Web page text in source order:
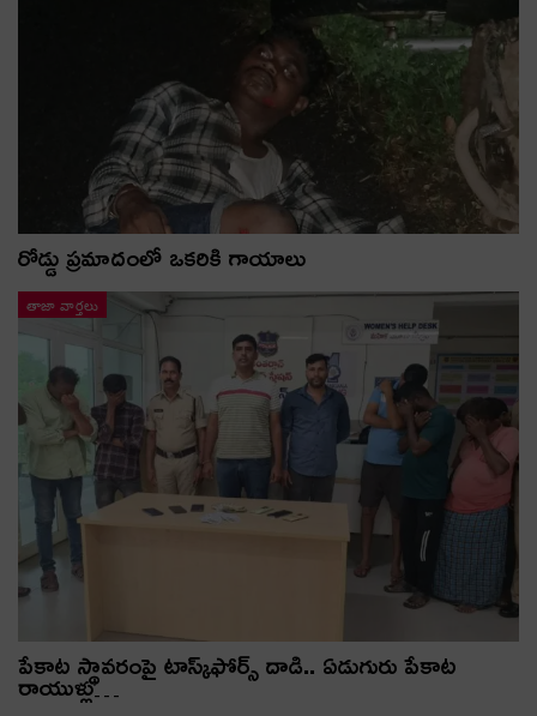
రోడ్డు ప్రమాదంలో ఒకరికి గాయాలు
తాజా వార్తలు
పేకాట స్థావరంపై టాస్క్‌ఫోర్స్ దాడి.. ఏడుగురు పేకాట
రాయుళ్లు…